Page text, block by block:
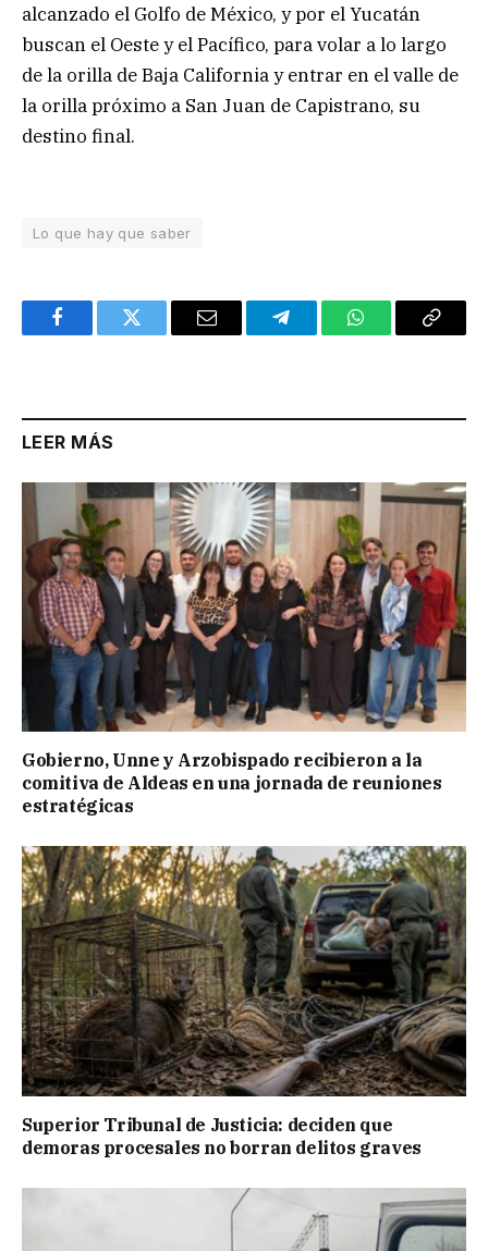
alcanzado el Golfo de México, y por el Yucatán
buscan el Oeste y el Pacífico, para volar a lo largo
de la orilla de Baja California y entrar en el valle de
la orilla próximo a San Juan de Capistrano, su
destino final.
Lo que hay que saber
FacebookTwitter Email TelegramWhatsAppCopy
LEER MÁS
Gobierno, Unne y Arzobispado recibieron a la
comitiva de Aldeas en una jornada de reuniones
estratégicas
Superior Tribunal de Justicia: deciden que
demoras procesales no borran delitos graves